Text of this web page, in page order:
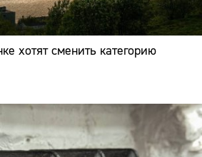
хотят сменить категорию